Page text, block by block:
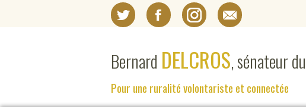
Bernard DELCROS, sénateur
Pour une ruralité volontariste et connectée